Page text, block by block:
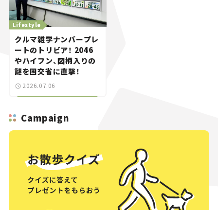
Lifestyle
クルマ雑学ナンバープレ
ートのトリビア！ 2046
やハイフン、図柄入りの
謎を国交省に直撃！
2026.07.06
Campaign